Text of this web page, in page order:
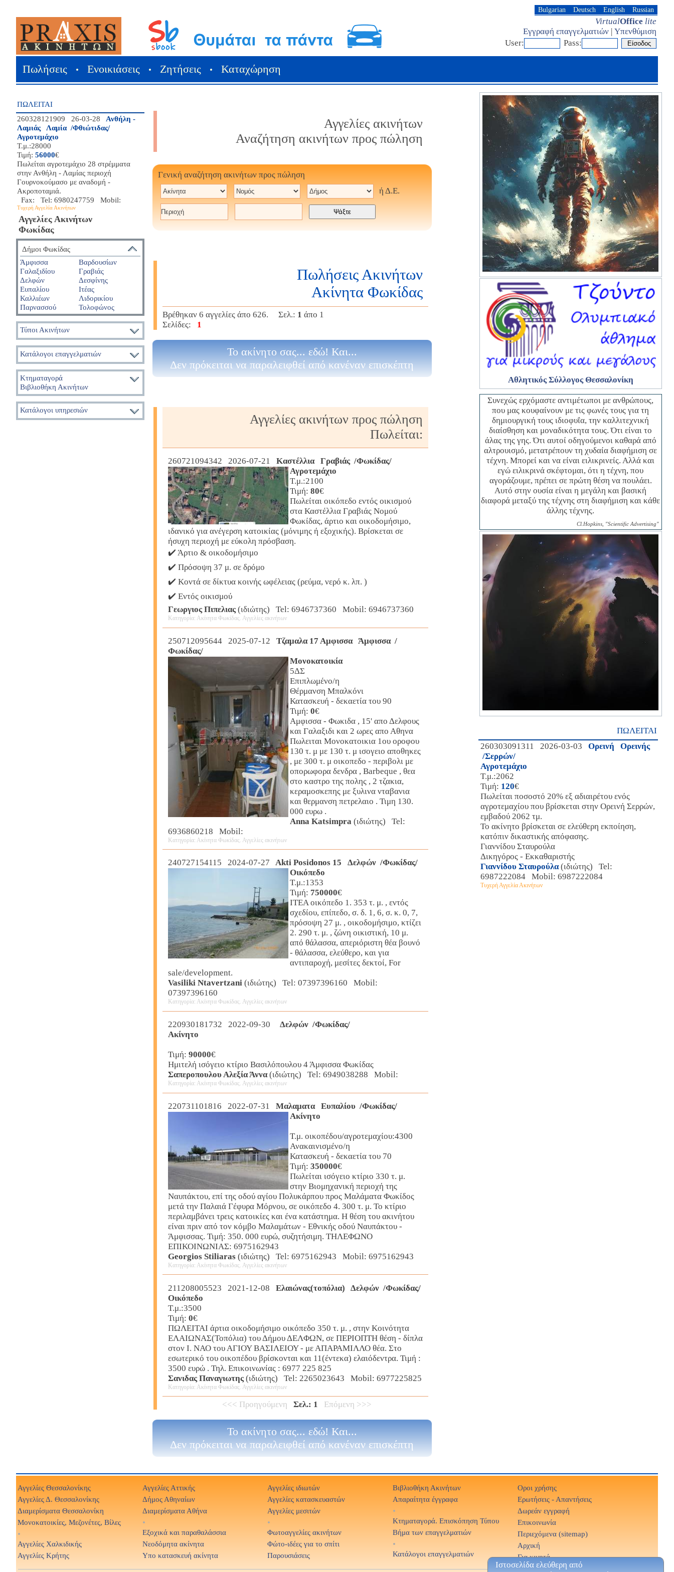
Bulgarian Deutsch English Russian
VirtualOffice lite
Εγγραφή επαγγελματιών | Υπενθύμιση
User:
Pass:
Πωλήσεις • Ενοικιάσεις • Ζητήσεις • Καταχώρηση
ΠΩΛΕΙΤΑΙ
260328121909 26-03-28
Ανθήλη -
Λαμιάς Λαμία /Φθιώτιδας/
Αγροτεμάχιο
Τ.μ.:28000
Τιμή: 56000€
Πωλείται αγροτεμάχιο 28 στρέμματα
στην Ανθήλη - Λαμίας περιοχή
Γουρνοκούμασο με αναδομή -
Ακροποταμιά.
Fax: Tel: 6980247759 Mobil:
Τυχερή Αγγελία Ακινήτων
Αγγελίες Ακινήτων
Φωκίδας
Δήμοι Φωκίδας
Άμφισσα
Βαρδουσίων
Γαλαξιδίου
Γραβιάς
Δελφών
Δεσφίνης
Ευπαλίου
Ιτέας
Καλλιέων
Λιδορικίου
Παρνασσού
Τολοφώνος
Τύποι Ακινήτων
Κατάλογοι επαγγελματιών
Κτηματαγορά
Βιβλιοθήκη Ακινήτων
Κατάλογοι υπηρεσιών
Αγγελίες ακινήτων
Αναζήτηση ακινήτων προς πώληση
Γενική αναζήτηση ακινήτων προς πώληση
ή Δ.Ε.
Πωλήσεις Ακινήτων
Ακίνητα Φωκίδας
Βρέθηκαν 6 αγγελίες άπο 626. Σελ.: 1 άπο 1
Σελίδες:
1
Το ακίνητο σας... εδώ! Και...
Δεν πρόκειται να παραλειφθεί από κανέναν επισκέπτη
Αγγελίες ακινήτων προς πώληση
Πωλείται:
260721094342 2026-07-21
Καστέλλια Γραβιάς /Φωκίδας/
Αγροτεμάχιο
Τ.μ.:2100
Τιμή: 80€
Πωλείται οικόπεδο εντός οικισμού
στα Καστέλλια Γραβιάς Νομού
Φωκίδας, άρτιο και οικοδομήσιμο,
ιδανικό για ανέγερση κατοικίας (μόνιμης ή εξοχικής). Βρίσκεται σε
ήσυχη περιοχή με εύκολη πρόσβαση.
✔️ Άρτιο & οικοδομήσιμο
✔️ Πρόσοψη 37 μ. σε δρόμο
✔️ Κοντά σε δίκτυα κοινής ωφέλειας (ρεύμα, νερό κ. λπ. )
✔️ Εντός οικισμού
Γεωργιος Πιπελιας(ιδιώτης) Tel: 6946737360 Mobil: 6946737360
Κατηγορία: Ακίνητα Φωκίδας. Αγγελίες ακινήτων
250712095644 2025-07-12
Τζαμαλα 17 Αμφισσα Άμφισσα /
Φωκίδας/
Μονοκατοικία
5ΔΣ
Επιπλωμένο/η
Θέρμανση Μπαλκόνι
Κατασκευή - δεκαετία του 90
Τιμή: 0€
Αμφισσα - Φωκιδα , 15' απο Δελφους
και Γαλαξιδι και 2 ωρες απο Αθηνα
Πωλειται Μονοκατοικια 1ου οροφου
130 τ. μ με 130 τ. μ ισογειο αποθηκες
, με 300 τ. μ οικοπεδο - περιβολι με
οπορωφορα δενδρα , Barbeque , θεα
στο καστρο της πολης , 2 τζακια,
κεραμοσκεπης με ξυλινα νταβανια
και θερμανση πετρελαιο . Τιμη 130.
000 ευρω .
Anna Katsimpra (ιδιώτης) Tel:
6936860218 Mobil:
Κατηγορία: Ακίνητα Φωκίδας. Αγγελίες ακινήτων
240727154115 2024-07-27
Akti Posidonos 15 Δελφών /Φωκίδας/
Οικόπεδο
Τ.μ.:1353
Τιμή: 750000€
ΙΤΕΑ οικόπεδο 1. 353 τ. μ. , εντός
σχεδίου, επίπεδο, σ. δ. 1, 6, σ. κ. 0, 7,
πρόσοψη 27 μ. , οικοδομήσιμο, κτίζει
2. 290 τ. μ. , ζώνη οικιστική, 10 μ.
από θάλασσα, απεριόριστη θέα βουνό
- θάλασσα, ελεύθερο, και για
αντιπαροχή, μεσίτες δεκτοί, For
sale/development.
Vasiliki Ntavertzani(ιδιώτης) Tel: 07397396160 Mobil:
07397396160
Κατηγορία: Ακίνητα Φωκίδας. Αγγελίες ακινήτων
220930181732 2022-09-30
Δελφών /Φωκίδας/
Ακίνητο
Τιμή: 90000€
Ημιτελή ισόγειο κτίριο Βασιλόπουλου 4 Άμφισσα Φωκίδας
Σαπεροπουλου Αλεξία Άννα(ιδιώτης) Tel: 6949038288 Mobil:
Κατηγορία: Ακίνητα Φωκίδας. Αγγελίες ακινήτων
220731101816 2022-07-31
Μαλαματα Ευπαλίου /Φωκίδας/
Ακίνητο
Τ.μ. οικοπέδου/αγροτεμαχίου:4300
Ανακαινισμένο/η
Κατασκευή - δεκαετία του 70
Τιμή: 350000€
Πωλείται ισόγειο κτίριο 330 τ. μ.
στην Βιομηχανική περιοχή της
Ναυπάκτου, επί της οδού αγίου Πολυκάρπου προς Μαλάματα Φωκίδος
μετά την Παλαιά Γέφυρα Μόρνου, σε οικόπεδο 4. 300 τ. μ. Το κτίριο
περιλαμβάνει τρεις κατοικίες και ένα κατάστημα. Η θέση του ακινήτου
είναι πριν από τον κόμβο Μαλαμάτων - Εθνικής οδού Ναυπάκτου -
Άμφισσας. Τιμή: 350. 000 ευρώ, συζητήσιμη. ΤΗΛΕΦΩΝΟ
ΕΠΙΚΟΙΝΩΝΙΑΣ: 6975162943
Georgios Stiliaras(ιδιώτης) Tel: 6975162943 Mobil: 6975162943
Κατηγορία: Ακίνητα Φωκίδας. Αγγελίες ακινήτων
211208005523 2021-12-08
Ελαιώνας(τοπόλια) Δελφών /Φωκίδας/
Οικόπεδο
Τ.μ.:3500
Τιμή: 0€
ΠΩΛΕΙΤΑΙ άρτια οικοδομήσιμο οικόπεδο 350 τ. μ. , στην Κοινότητα
ΕΛΑΙΩΝΑΣ(Τοπόλια) του Δήμου ΔΕΛΦΩΝ, σε ΠΕΡΙΟΠΤΗ θέση - δίπλα
στον Ι. ΝΑΟ του ΑΓΙΟΥ ΒΑΣΙΛΕΙΟΥ - με ΑΠΑΡΑΜΙΛΛΟ θέα. Στο
εσωτερικό του οικοπέδου βρίσκονται και 11(έντεκα) ελαιόδεντρα. Τιμή :
3500 ευρώ . Τηλ. Επικοινωνίας : 6977 225 825
Σανιδας Παναγιωτης(ιδιώτης) Tel: 2265023643 Mobil: 6977225825
Κατηγορία: Ακίνητα Φωκίδας. Αγγελίες ακινήτων
<<< Προηγούμενη Σελ.: 1 Επόμενη >>>
Το ακίνητο σας... εδώ! Και...
Δεν πρόκειται να παραλειφθεί από κανέναν επισκέπτη
Αθλητικός Σύλλογος Θεσσαλονίκη
Συνεχώς ερχόμαστε αντιμέτωποι με ανθρώπους,
που μας κουφαίνουν με τις φωνές τους για τη
δημιουργική τους ιδιοφυΐα, την καλλιτεχνική
διαίσθηση και μοναδικότητα τους. Ότι είναι το
άλας της γης. Ότι αυτοί οδηγούμενοι καθαρά από
αλτρουισμό, μετατρέπουν τη χυδαία διαφήμιση σε
τέχνη. Μπορεί και να είναι ειλικρινείς. Αλλά και
εγώ ειλικρινά σκέφτομαι, ότι η τέχνη, που
αγοράζουμε, πρέπει σε πρώτη θέση να πουλάει.
Αυτό στην ουσία είναι η μεγάλη και βασική
διαφορά μεταξύ της τέχνης στη διαφήμιση και κάθε
άλλης τέχνης.
Cl.Hopkins, "Scientific Advertising"
ΠΩΛΕΙΤΑΙ
260303091311 2026-03-03
Ορεινή Ορεινής
/Σερρών/
Αγροτεμάχιο
Τ.μ.:2062
Τιμή: 120€
Πωλείται ποσοστό 20% εξ αδιαιρέτου ενός
αγροτεμαχίου που βρίσκεται στην Ορεινή Σερρών,
εμβαδού 2062 τμ.
Το ακίνητο βρίσκεται σε ελεύθερη εκποίηση,
κατόπιν δικαστικής απόφασης.
Γιαννίδου Σταυρούλα
Δικηγόρος - Εκκαθαριστής
Γιαννίδου Σταυρούλα(ιδιώτης) Tel:
6987222084 Mobil: 6987222084
Τυχερή Αγγελία Ακινήτων
Αγγελίες Θεσσαλονίκης
Αγγελίες Δ. Θεσσαλονίκης
Διαμερίσματα Θεσσαλονίκη
Μονοκατοικίες, Μεζονέτες, Βίλες
•
Αγγελίες Χαλκιδικής
Αγγελίες Κρήτης
Αγγελίες Αττικής
Δήμος Αθηναίων
Διαμερίσματα Αθήνα
•
Εξοχικά και παραθαλάσσια
Νεοδόμητα ακίνητα
Υπο κατασκευή ακίνητα
Αγγελίες ιδιωτών
Αγγελίες κατασκευαστών
Αγγελίες μεσιτών
•
Φωτοαγγελίες ακινήτων
Φώτο-ιδέες για το σπίτι
Παρουσιάσεις
Βιβλιοθήκη Ακινήτων
Απαραίτητα έγγραφα
•
Κτηματαγορά. Επισκόπηση Τύπου
Βήμα των επαγγελματιών
•
Κατάλογοι επαγγελματιών
Οροι χρήσης
Ερωτήσεις - Απαντήσεις
Δωρεάν εγγραφή
Επικοινωνία
Περιεχόμενα (sitemap)
Αρχική
Για κινητά
Ιστοσελίδα ελεύθερη από